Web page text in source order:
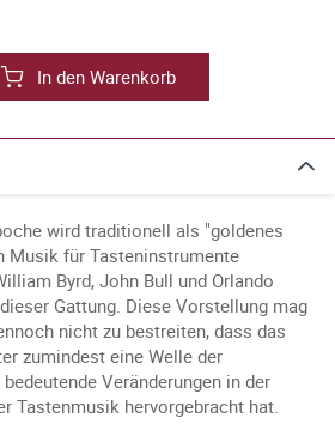
In den Warenkorb
wird traditionell als "goldenes
Musik für Tasteninstrumente
Byrd, John Bull und Orlando
Gattung. Diese Vorstellung mag
nicht zu bestreiten, dass das
zumindest eine Welle der
Veränderungen in der
Tastenmusik hervorgebracht hat.